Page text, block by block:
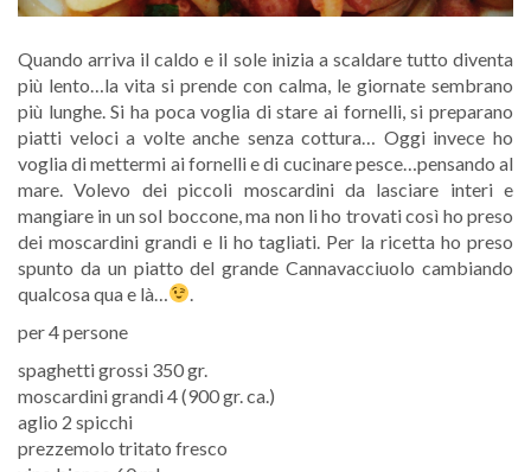
Quando arriva il caldo e il sole inizia a scaldare tutto diventa
più lento…la vita si prende con calma, le giornate sembrano
più lunghe. Si ha poca voglia di stare ai fornelli, si preparano
piatti veloci a volte anche senza cottura… Oggi invece ho
voglia di mettermi ai fornelli e di cucinare pesce…pensando al
mare. Volevo dei piccoli moscardini da lasciare interi e
mangiare in un sol boccone, ma non li ho trovati così ho preso
dei moscardini grandi e li ho tagliati. Per la ricetta ho preso
spunto da un piatto del grande Cannavacciuolo cambiando
qualcosa qua e là…
.
per 4 persone
spaghetti grossi 350 gr.
moscardini grandi 4 (900 gr. ca.)
aglio 2 spicchi
prezzemolo tritato fresco